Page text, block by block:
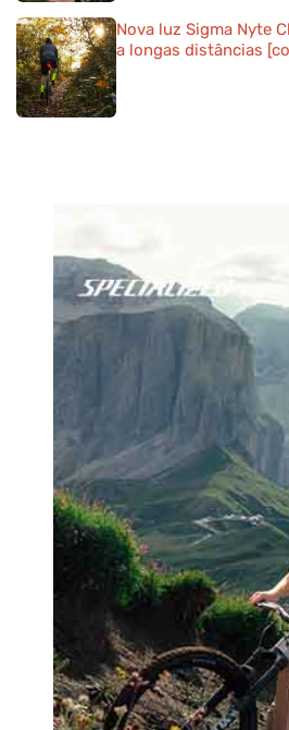
Nova luz Sigma Nyte
a longas distâncias